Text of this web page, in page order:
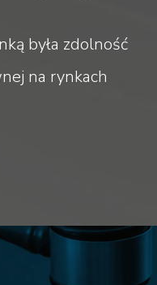
była zdolność
na rynkach